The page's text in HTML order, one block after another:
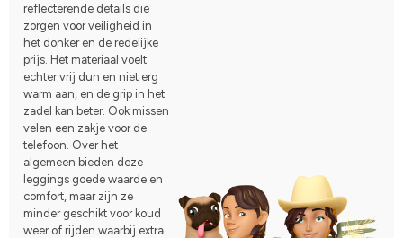
reflecterende details die
zorgen voor veiligheid in
het donker en de redelijke
prijs. Het materiaal voelt
echter vrij dun en niet erg
warm aan, en de grip in het
zadel kan beter. Ook missen
velen een zakje voor de
telefoon. Over het
algemeen bieden deze
leggings goede waarde en
comfort, maar zijn ze
minder geschikt voor koud
weer of rijden waarbij extra